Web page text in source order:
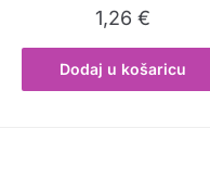
1,26€
Dodaj u košaricu